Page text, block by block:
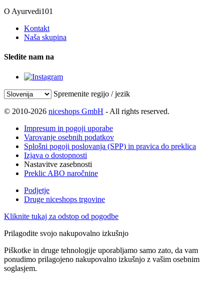
O Ayurvedi101
Kontakt
Naša skupina
Sledite nam na
Spremenite regijo / jezik
© 2010-2026 niceshops GmbH - All rights reserved.
Impresum in pogoji uporabe
Varovanje osebnih podatkov
Splošni pogoji poslovanja (SPP) in pravica do preklica
Izjava o dostopnosti
Nastavitve zasebnosti
Preklic ABO naročnine
Podjetje
Druge niceshops trgovine
Kliknite tukaj za odstop od pogodbe
Prilagodite svojo nakupovalno izkušnjo
Piškotke in druge tehnologije uporabljamo samo zato, da vam
ponudimo prilagojeno nakupovalno izkušnjo z vašim osebnim
soglasjem.